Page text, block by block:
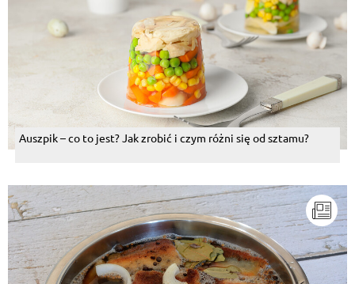
Auszpik – co to jest? Jak zrobić i czym różni się od sztamu?